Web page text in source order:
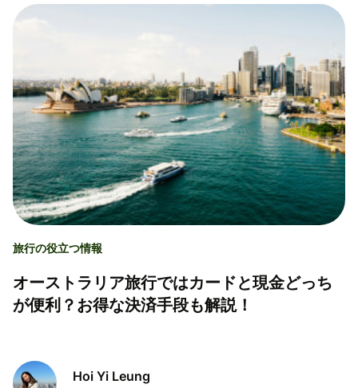
旅行の役立つ情報
オーストラリア旅行ではカードと現金どっち
が便利？お得な決済手段も解説！
Hoi Yi Leung